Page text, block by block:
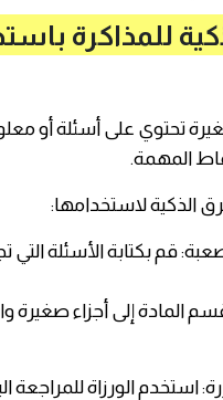
للمذاكرة
تحتوي على أسئلة أو
المهمة.
الذكية لاستخدامها:
قم بكتابة الأسئلة
المادة إلى أجزاء صغيرة
استخدم الورزاة